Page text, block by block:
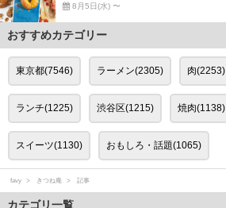
8月5日(水) 〜
おすすめカテゴリー
東京都(7546) ラーメン(2305) 肉(2253)
ランチ(1225) 渋谷区(1215) 焼肉(1138)
スイーツ(1130) おもしろ・話題(1065)
favy きつね庵 記事
カテゴリ一覧